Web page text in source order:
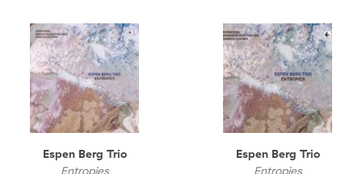
Espen Berg Trio
Entropies
Espen Berg Trio
Entropies